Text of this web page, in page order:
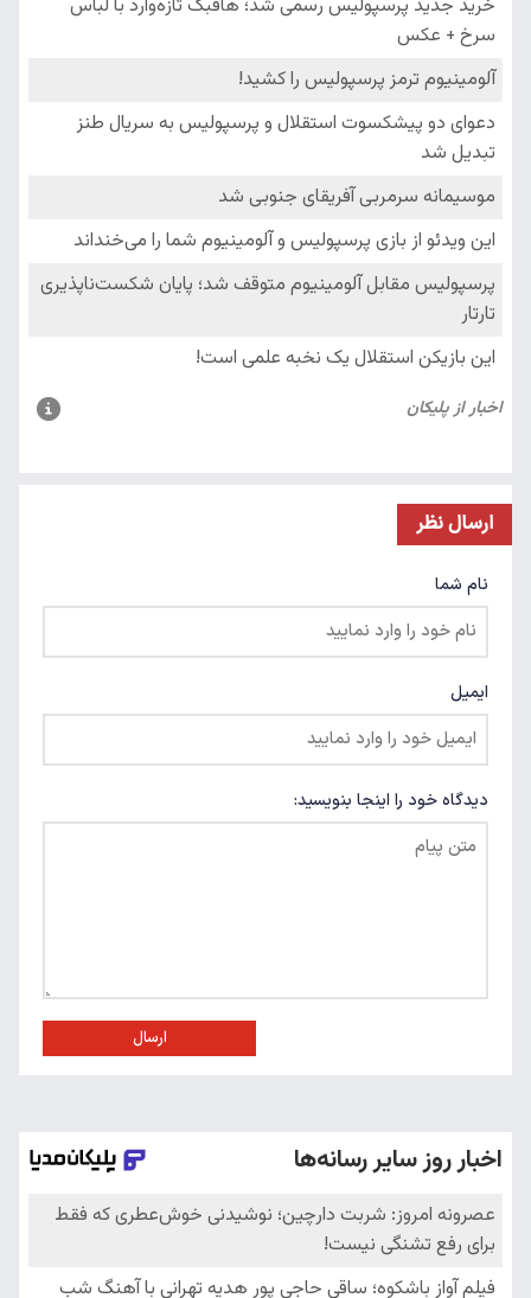
ارسال نظر
نام شما
ایمیل
دیدگاه خود را اینجا بنویسید:
ارسال